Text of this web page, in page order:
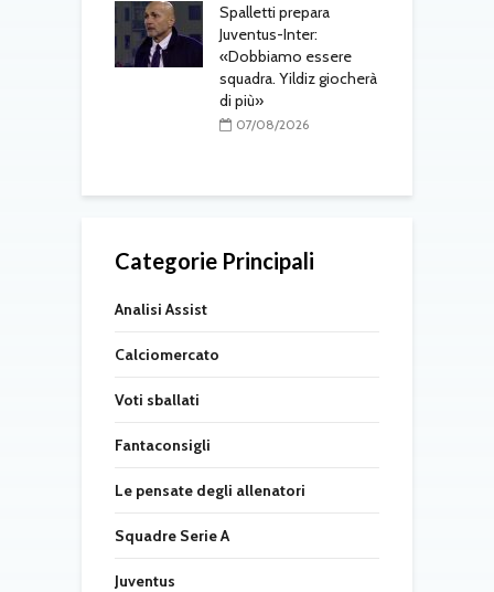
Spalletti prepara
Juventus-Inter:
«Dobbiamo essere
squadra. Yildiz giocherà
di più»
07/08/2026
Categorie Principali
Analisi Assist
Calciomercato
Voti sballati
Fantaconsigli
Le pensate degli allenatori
Squadre Serie A
Juventus